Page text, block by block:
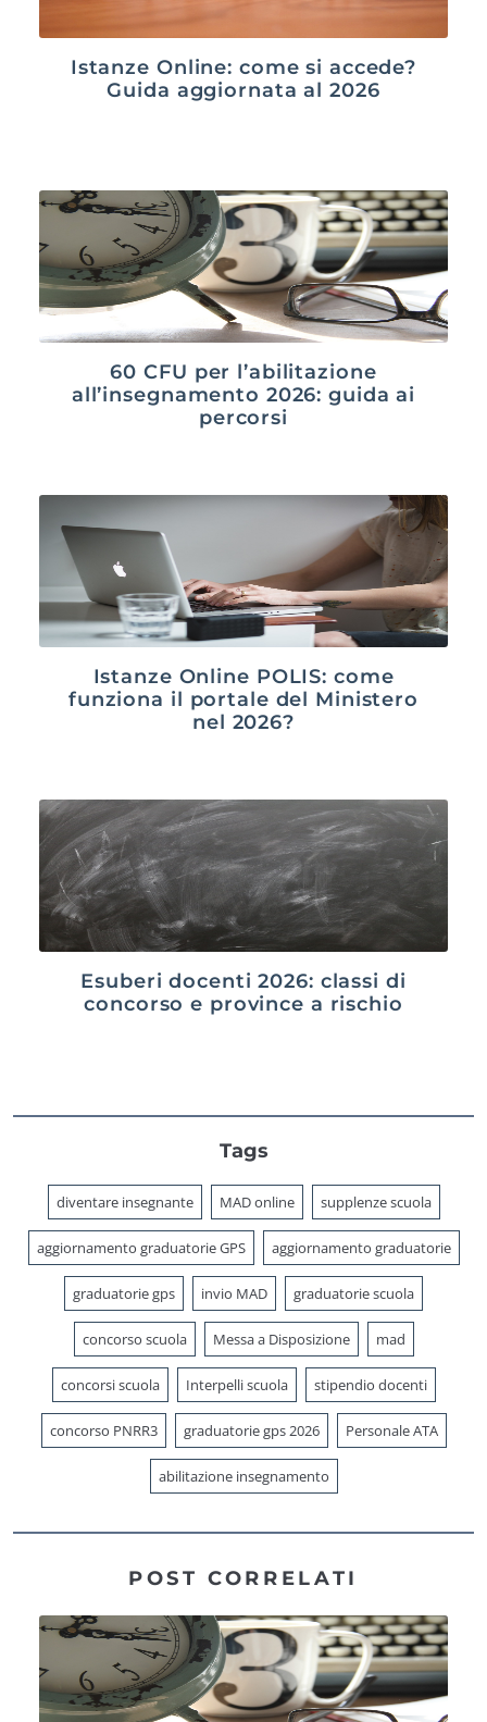
Istanze Online: come si accede?
Guida aggiornata al 2026
60 CFU per l’abilitazione
all’insegnamento 2026: guida ai
percorsi
Istanze Online POLIS: come
funziona il portale del Ministero
nel 2026?
Esuberi docenti 2026: classi di
concorso e province a rischio
Tags
diventare insegnante MAD online supplenze scuola
aggiornamento graduatorie GPS aggiornamento graduatorie
graduatorie gps invio MAD graduatorie scuola
concorso scuola Messa a Disposizione mad
concorsi scuola Interpelli scuola stipendio docenti
concorso PNRR3 graduatorie gps 2026 Personale ATA
abilitazione insegnamento
POST CORRELATI